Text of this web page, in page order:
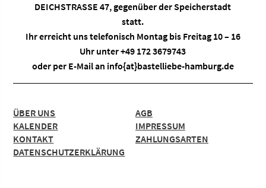
DEICHSTRASSE 47, gegenüber der Speicherstadt
statt.
Ihr erreicht uns telefonisch Montag bis Freitag 10 – 16
Uhr unter +49 172 3679743
oder per E-Mail an info{at}bastelliebe-hamburg.de
ÜBER UNS
KALENDER
KONTAKT
DATENSCHUTZERKLÄRUNG
AGB
IMPRESSUM
ZAHLUNGSARTEN